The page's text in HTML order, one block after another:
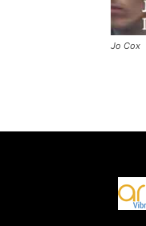
Jo Cox